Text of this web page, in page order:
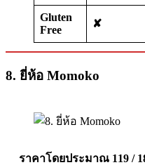
Gluten
Free
✘
8. ยี่ห้อ Momoko
ราคาโดยประมาณ 119 /